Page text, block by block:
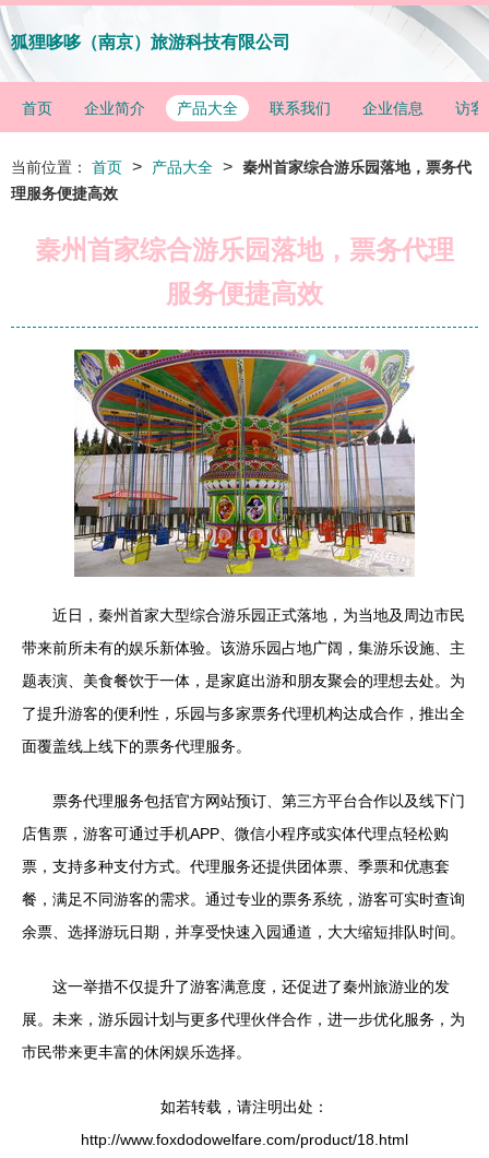
狐狸哆哆（南京）旅游科技有限公司
首页 企业简介 产品大全 联系我们 企业信息 访客
当前位置： 首页 > 产品大全 > 秦州首家综合游乐园落地，票务代
理服务便捷高效
秦州首家综合游乐园落地，票务代理
服务便捷高效
近日，秦州首家大型综合游乐园正式落地，为当地及周边市民
带来前所未有的娱乐新体验。该游乐园占地广阔，集游乐设施、主
题表演、美食餐饮于一体，是家庭出游和朋友聚会的理想去处。为
了提升游客的便利性，乐园与多家票务代理机构达成合作，推出全
面覆盖线上线下的票务代理服务。
票务代理服务包括官方网站预订、第三方平台合作以及线下门
店售票，游客可通过手机APP、微信小程序或实体代理点轻松购
票，支持多种支付方式。代理服务还提供团体票、季票和优惠套
餐，满足不同游客的需求。通过专业的票务系统，游客可实时查询
余票、选择游玩日期，并享受快速入园通道，大大缩短排队时间。
这一举措不仅提升了游客满意度，还促进了秦州旅游业的发
展。未来，游乐园计划与更多代理伙伴合作，进一步优化服务，为
市民带来更丰富的休闲娱乐选择。
如若转载，请注明出处：
http://www.foxdodowelfare.com/product/18.html